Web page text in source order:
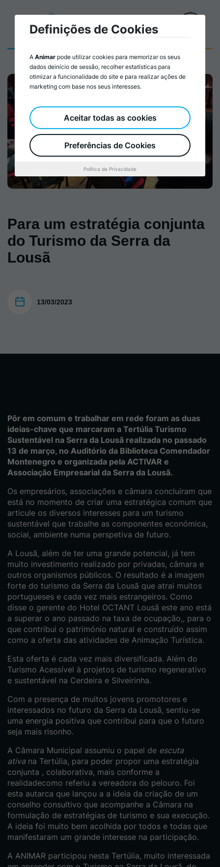
Para um estratégia conjunta
do Turismo da Serra da
Lousã
13/03/2023
Pôr em comum e trabalhar em rede foram as duas
ideias-chave que marcaram a Tertúlia Turismo
Sustentável na Serra da Lousã realizada no passado
13 de março, no Auditório da Biblioteca Comendador
Montenegro e organizada pela ACTIVAR e
Associação Empresarial da Serra da Lousã.
Os empresários, associações e câmara concluíram que
está no momento de criar uma estratégica comum que
articule os diversos interesses para um turismo
sustentável que trabalhe as componentes económica,
social, ambiente numa perspetiva de futuro.
A Lousã, além de ter uma grande potencial, já tem
muito investimento realizado por privadas, câmara e
outros organismos públicos. O resultado é a imagem
forte do turismo da Serra da Lousã que atrai muitos
portugueses e cada vez mais estrangeiros. Como
disse o gerente do Hotel OCTANT Lousã este ano está
a superar o ano passado na taxa de ocupação,, para o
que contribui o património natural e construído assim
como a oferta das atividades de Animação Turística.
Esta oferta é cada vez mais diversificada. Além do
Turismo Acessível à projetos de turismo regenerativo
e sustentável na Cerdeira e Silveirinha.
Com a presença de muitos jovens promotores e
interessados no futuro da Serra da Lousã, sentiu-se
uma energia positiva que contribui para que o futuro
seja mais risonho.
A Câmara Municipal assumiu o papel de escuta
ativana Tertúlia, para poder propor uma estratégia
conjunta , colaborativa, mais conforme a
realidadecomo referiu a vereadora do pelouro. Foi
esta autarca que lançou a a ideia da criação de um
conselho consultivo que acompanhe a Câmara na
formulação de estratégias de turismo e sua execução.
A ideia foi muito bem acolhida por todos e todas que
manifestaram um grande interesse na participação.
A ANIMAR participou nesta Tertúlia, muito interessada
Definições de Cookies
A Animar pode utilizar cookies para memorizar os seus
dados deinício de sessão, recolher estatísticas para
otimizar a funcionalidade do site e para realizar ações de
marketing com base nos seus interesses.
Preferências de Cookies
Aceitar todas as cookies
Política de Privacidade